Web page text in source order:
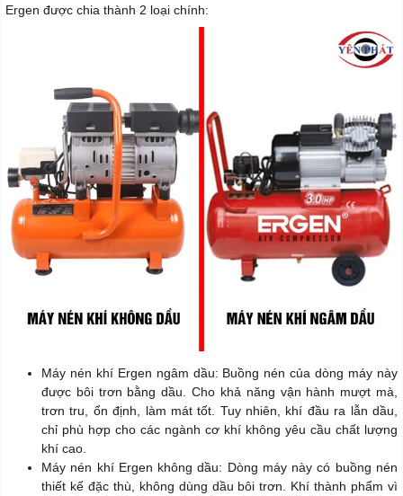
Ergen được chia thành 2 loại chính:
Máy nén khí Ergen ngâm dầu: Buồng nén của dòng máy này
được bôi trơn bằng dầu. Cho khả năng vận hành mượt mà,
trơn tru, ổn định, làm mát tốt. Tuy nhiên, khí đầu ra lẫn dầu,
chỉ phù hợp cho các ngành cơ khí không yêu cầu chất lượng
khí cao.
Máy nén khí Ergen không dầu: Dòng máy này có buồng nén
thiết kế đặc thù, không dùng dầu bôi trơn. Khí thành phẩm vì